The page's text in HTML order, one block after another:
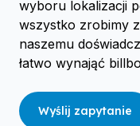
wyboru lokalizacji
wszystko zrobimy
naszemu
łatwo wynająć
Wyślij zapytanie